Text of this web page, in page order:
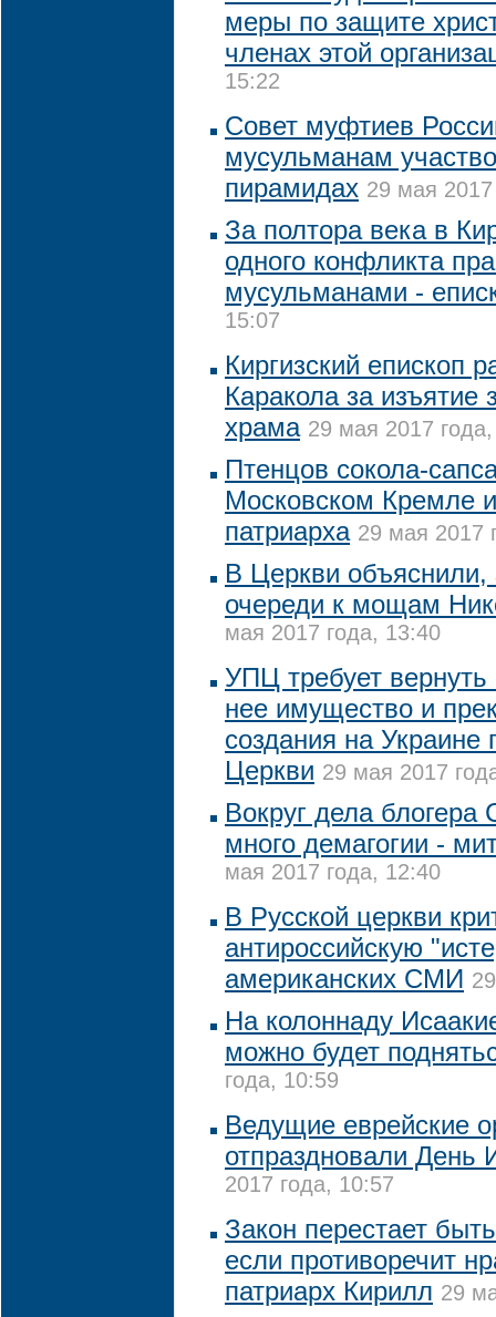
меры по защите
членах этой
15:22
Совет муфтиев
мусульманам
пирамидах 29 мая
За полтора века в
одного конфликта
мусульманами -
15:07
Киргизский епископ
Каракола за изъятие
храма 29 мая 2017
Птенцов сокола-
Московском Кремле
патриарха 29 мая 2017
В Церкви объяснили,
очереди к мощам
мая 2017 года, 13:40
УПЦ требует вернуть
нее имущество и
создания на Украине
Церкви 29 мая 2017
Вокруг дела блогера
много демагогии -
мая 2017 года, 12:40
В Русской церкви
антироссийскую
американских СМИ
На колоннаду
можно будет
года, 10:59
Ведущие еврейские
отпраздновали День
2017 года, 10:57
Закон перестает
если противоречит
патриарх Кирилл 29